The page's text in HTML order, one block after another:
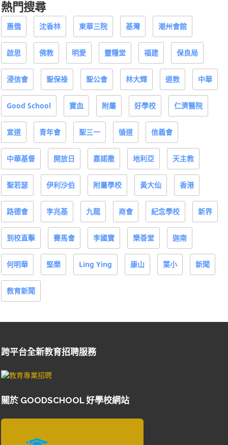
熱門搜尋
惠僑 沈香林 東華三院 基灣 潮州會館
啟思 佛教 明愛 靈糧堂 福建 保良局
浸信會 聖保祿 聖公會 林大輝 道教 中華
Good School 寶血 附屬 好學校 仁濟醫院
宣道 青年會 聖三一 循道 信義會
中華基督 開放日 嘉諾撒 地利亞 天主教
聖若瑟 伊利沙伯 附屬學校 黃大仙 香港
路德會 李兆基 九龍 商會 紀念學校 新界
到校直擊 賽馬會 李國寶 樂善堂 迦南
何明華 堅樂 Ling Ying 康山 葉小 新聞
教育新聞
跨平台全新教育招聘服務
關於 GOODSCHOOL 好學校網站